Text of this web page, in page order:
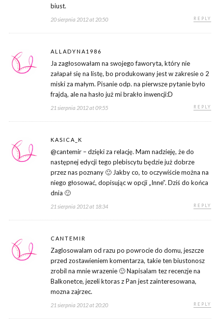
biust.
20 sierpnia 2012 at 20:50 REPLY
ALLADYNA1986
Ja zagłosowałam na swojego faworyta, który nie
załapał się na listę, bo produkowany jest w zakresie o 2
miski za małym. Pisanie odp. na pierwsze pytanie było
frajdą, ale na hasło już mi brakło inwencji:D
21 sierpnia 2012 at 09:55 REPLY
KASICA_K
@cantemir – dzięki za relację. Mam nadzieję, że do
następnej edycji tego plebiscytu będzie już dobrze
przez nas poznany 🙂 Jakby co, to oczywiście można na
niego głosować, dopisując w opcji „Inne”. Dziś do końca
dnia 🙂
21 sierpnia 2012 at 18:34 REPLY
CANTEMIR
Zaglosowalam od razu po powrocie do domu, jeszcze
przed zostawieniem komentarza, takie ten biustonosz
zrobil na mnie wrazenie 🙂 Napisalam tez recenzje na
Balkonetce, jezeli ktoras z Pan jest zainteresowana,
mozna zajrzec.
21 sierpnia 2012 at 20:20 REPLY